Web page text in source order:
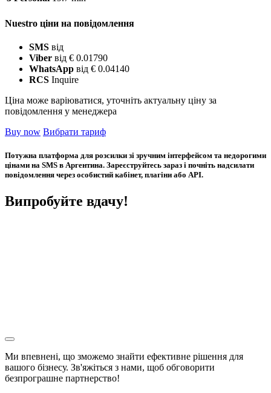
Nuestro ціни на повідомлення
SMS від
Viber від € 0.01790
WhatsApp від € 0.04140
RCS Inquire
Ціна може варіюватися, уточніть актуальну ціну за
повідомлення у менеджера
Buy now Вибрати тариф
Потужна платформа для розсилки зі зручним інтерфейсом та недорогими
цінами на SMS в Аргентина. Зареєструйтесь зараз і почніть надсилати
повідомлення через особистий кабінет, плагіни або API.
Випробуйте вдачу!
Ми впевнені, що зможемо знайти ефективне рішення для
вашого бізнесу. Зв'яжіться з нами, щоб обговорити
безпрограшне партнерство!